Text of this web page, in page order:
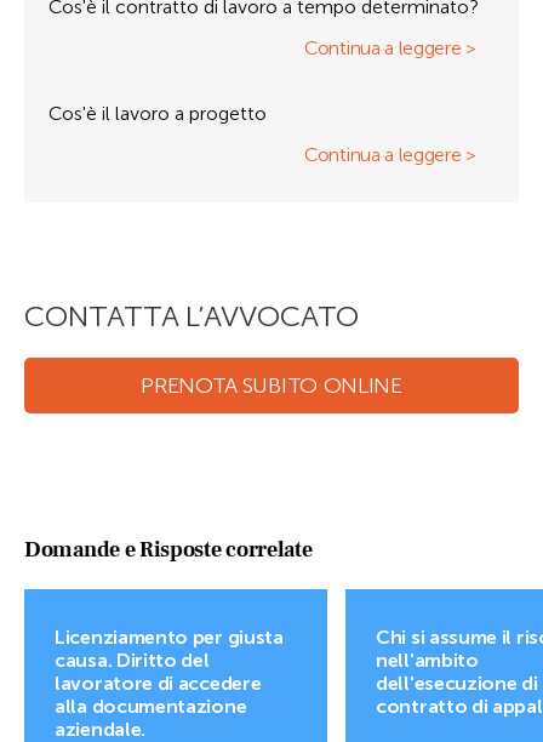
Cos'è il contratto di lavoro a tempo determinato?
Continua a leggere >
Cos'è il lavoro a progetto
Continua a leggere >
CONTATTA L’AVVOCATO
PRENOTA SUBITO ONLINE
Domande e Risposte correlate
Licenziamento per giusta
causa. Diritto del
lavoratore di accedere
alla documentazione
aziendale.
Chi si assume il
nell'ambito
dell'esecuzione di
contratto di